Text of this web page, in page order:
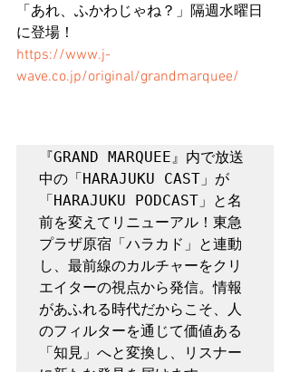
「あれ、ふかわじゃね？」隔週水曜日
に登場！
https://www.j-
wave.co.jp/original/grandmarquee/
『GRAND MARQUEE』内で放送
中の「HARAJUKU CAST」が
「HARAJUKU PODCAST」と名
前を変えてリニューアル！東急
プラザ原宿「ハラカド」と連動
し、最前線のカルチャーをクリ
エイターの視点から発信。情報
があふれる時代だからこそ、人
のフィルターを通じて価値ある
「知見」へと変換し、リスナー